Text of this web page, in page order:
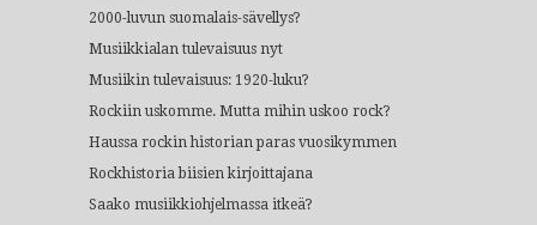
2000-luvun suomalais-sävellys?
Musiikkialan tulevaisuus nyt
Musiikin tulevaisuus: 1920-luku?
Rockiin uskomme. Mutta mihin uskoo rock?
Haussa rockin historian paras vuosikymmen
Rockhistoria biisien kirjoittajana
Saako musiikkiohjelmassa itkeä?